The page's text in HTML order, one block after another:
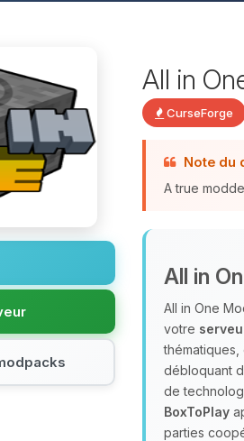
All in
CurseForge
Note du
A true
All in
All in One
votre
thématiques,
débloquant
de
BoxToPlay
parties